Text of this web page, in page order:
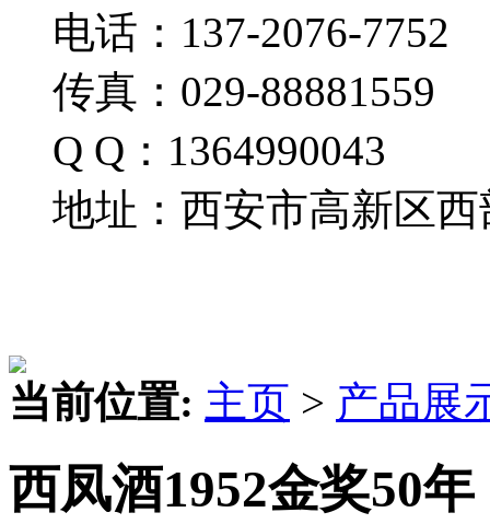
电话：137-2076-7752
传真：029-88881559
Q Q：1364990043
地址：西安市高新区西
当前位置: 主页 > 产品展
西凤酒1952金奖50年